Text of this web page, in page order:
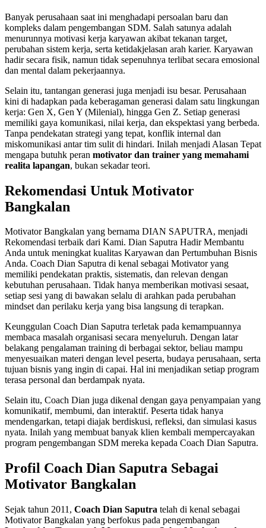
Banyak perusahaan saat ini menghadapi persoalan baru dan
kompleks dalam pengembangan SDM. Salah satunya adalah
menurunnya motivasi kerja karyawan akibat tekanan target,
perubahan sistem kerja, serta ketidakjelasan arah karier. Karyawan
hadir secara fisik, namun tidak sepenuhnya terlibat secara emosional
dan mental dalam pekerjaannya.
Selain itu, tantangan generasi juga menjadi isu besar. Perusahaan
kini di hadapkan pada keberagaman generasi dalam satu lingkungan
kerja: Gen X, Gen Y (Milenial), hingga Gen Z. Setiap generasi
memiliki gaya komunikasi, nilai kerja, dan ekspektasi yang berbeda.
Tanpa pendekatan strategi yang tepat, konflik internal dan
miskomunikasi antar tim sulit di hindari. Inilah menjadi Alasan Tepat
mengapa butuhk peran motivator dan trainer yang memahami
realita lapangan, bukan sekadar teori.
Rekomendasi Untuk Motivator
Bangkalan
Motivator Bangkalan yang bernama DIAN SAPUTRA, menjadi
Rekomendasi terbaik dari Kami. Dian Saputra Hadir Membantu
Anda untuk meningkat kualitas Karyawan dan Pertumbuhan Bisnis
Anda. Coach Dian Saputra di kenal sebagai Motivator yang
memiliki pendekatan praktis, sistematis, dan relevan dengan
kebutuhan perusahaan. Tidak hanya memberikan motivasi sesaat,
setiap sesi yang di bawakan selalu di arahkan pada perubahan
mindset dan perilaku kerja yang bisa langsung di terapkan.
Keunggulan Coach Dian Saputra terletak pada kemampuannya
membaca masalah organisasi secara menyeluruh. Dengan latar
belakang pengalaman training di berbagai sektor, beliau mampu
menyesuaikan materi dengan level peserta, budaya perusahaan, serta
tujuan bisnis yang ingin di capai. Hal ini menjadikan setiap program
terasa personal dan berdampak nyata.
Selain itu, Coach Dian juga dikenal dengan gaya penyampaian yang
komunikatif, membumi, dan interaktif. Peserta tidak hanya
mendengarkan, tetapi diajak berdiskusi, refleksi, dan simulasi kasus
nyata. Inilah yang membuat banyak klien kembali mempercayakan
program pengembangan SDM mereka kepada Coach Dian Saputra.
Profil Coach Dian Saputra Sebagai
Motivator Bangkalan
Sejak tahun 2011, Coach Dian Saputra telah di kenal sebagai
Motivator Bangkalan yang berfokus pada pengembangan